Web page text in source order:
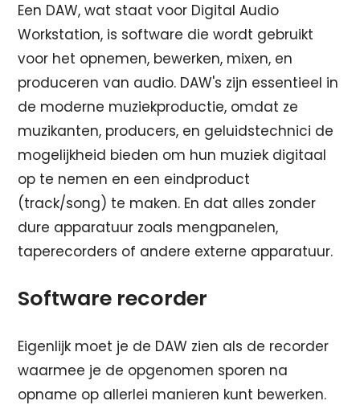
Een DAW, wat staat voor Digital Audio
Workstation, is software die wordt gebruikt
voor het opnemen, bewerken, mixen, en
produceren van audio. DAW's zijn essentieel in
de moderne muziekproductie, omdat ze
muzikanten, producers, en geluidstechnici de
mogelijkheid bieden om hun muziek digitaal
op te nemen en een eindproduct
(track/song) te maken. En dat alles zonder
dure apparatuur zoals mengpanelen,
taperecorders of andere externe apparatuur.
Software recorder
Eigenlijk moet je de DAW zien als de recorder
waarmee je de opgenomen sporen na
opname op allerlei manieren kunt bewerken.